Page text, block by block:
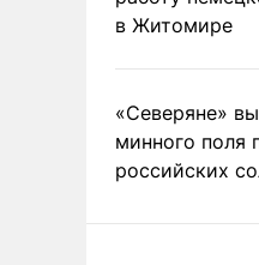
в Житомире
«Северяне»
минного поля
российских